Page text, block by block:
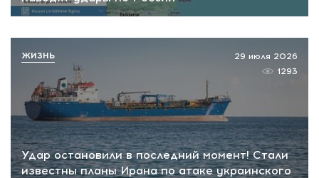
Удар остановили в последний момент! Стали
известны планы Ирана по атаке украинского
29 июля 2026
1293
ЖИЗНЬ